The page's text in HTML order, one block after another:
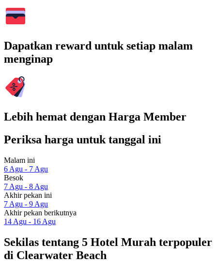
Dapatkan reward untuk setiap malam
menginap
Lebih hemat dengan Harga Member
Periksa harga untuk tanggal ini
Malam ini
6 Agu - 7 Agu
Besok
7 Agu - 8 Agu
Akhir pekan ini
7 Agu - 9 Agu
Akhir pekan berikutnya
14 Agu - 16 Agu
Sekilas tentang 5 Hotel Murah terpopuler
di Clearwater Beach